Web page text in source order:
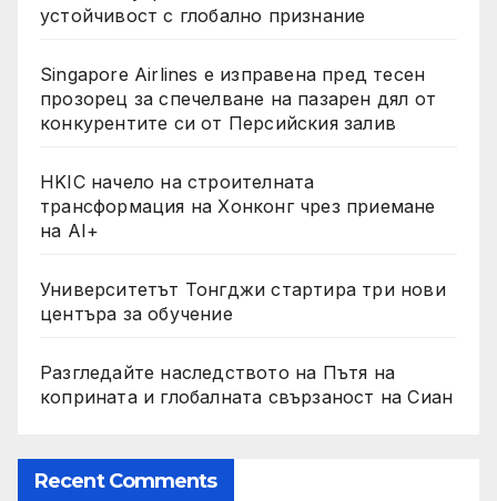
устойчивост с глобално признание
Singapore Airlines е изправена пред тесен
прозорец за спечелване на пазарен дял от
конкурентите си от Персийския залив
HKIC начело на строителната
трансформация на Хонконг чрез приемане
на AI+
Университетът Тонгджи стартира три нови
центъра за обучение
Разгледайте наследството на Пътя на
коприната и глобалната свързаност на Сиан
Recent Comments